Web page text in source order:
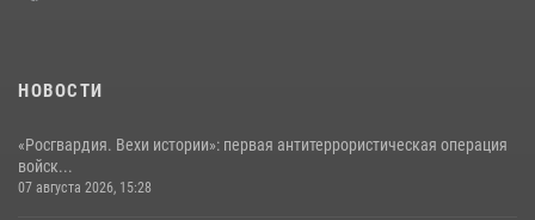
НОВОСТИ
«Росгвардия. Вехи истории»: первая антитеррористическая операция
войск...
07 августа 2026, 15:28